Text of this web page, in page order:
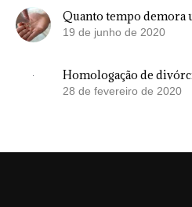
Quanto tempo demora
19 de junho de 2020
Homologação de
28 de fevereiro de 2020